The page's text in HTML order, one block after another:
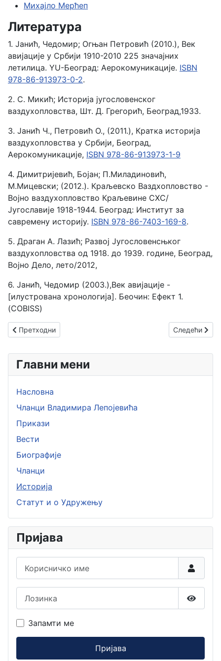
Михајло Мерћеп
Литература
1. Јанић, Чедомир; Огњан Петровић (2010.), Век
авијације у Србији 1910-2010 225 значајних
летилица. YU-Београд: Аерокомуникације. ISBN
978-86-913973-0-2.
2. С. Микић; Историја југословенског
ваздухопловства, Шт. Д. Грегорић, Београд,1933.
3. Јанић Ч., Петровић О., (2011.), Кратка историја
ваздухопловства у Србији, Београд,
Аерокомуникације, ISBN 978-86-913973-1-9
4. Димитријевић, Бојан; П.Миладиновић,
М.Мицевски; (2012.). Краљевско Ваздхопловство -
Војно ваздухопловство Краљевине СХС/
Југославије 1918-1944. Београд: Институт за
савремену историју. ISBN 978-86-7403-169-8.
5. Драган А. Лазић; Развој Југословенсњког
ваздухопловства од 1918. до 1939. године, Београд,
Војно Дело, лето/2012,
6. Јанић, Чедомир (2003.),Век авијације -
[илустрована хронологија]. Беочин: Ефект 1.
(COBISS)
Претходни чланак: Авиатик Берг C
Претходни Следећи
Следећи
Главни мени
Насловна
Чланци Владимира Лепојевића
Прикази
Вести
Биографије
Чланци
Историја
Статут и о Удружењу
Пријава
Запамти ме
Пријава